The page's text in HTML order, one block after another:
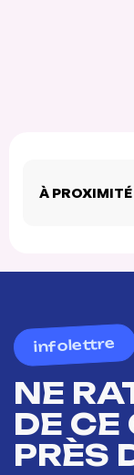
À PROXIMITÉ
infolettre
NE
DE CE
PRÈS